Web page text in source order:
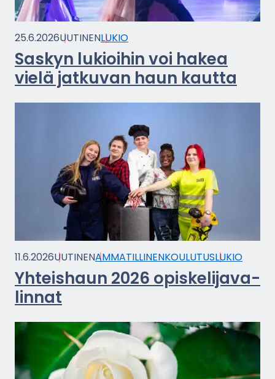
25.6.2026UU­TI­NENLUKIO
Sas­kyn lu­kioi­hin voi hakea
vielä jat­ku­van haun kaut­ta
11.6.2026UU­TI­NENAM­MA­TIL­LI­NEN­KOU­LU­TUSLUKIO
Yh­teis­haun 2026 opis­ke­li­ja­va­
lin­nat